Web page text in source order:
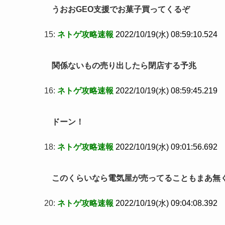
うおおGEO支援でお菓子買ってくるぞ
15: ネトゲ攻略速報 2022/10/19(水) 08:59:10.524
関係ないもの売り出したら閉店する予兆
16: ネトゲ攻略速報 2022/10/19(水) 08:59:45.219
ドーン！
18: ネトゲ攻略速報 2022/10/19(水) 09:01:56.692
このくらいなら電気屋が売ってることもまあ
20: ネトゲ攻略速報 2022/10/19(水) 09:04:08.392